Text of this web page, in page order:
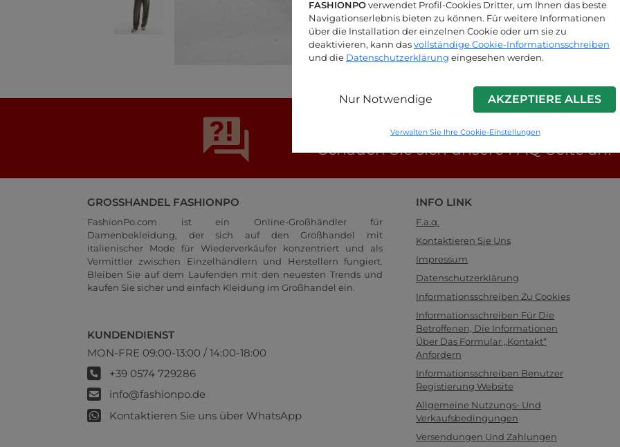
FASHIONPOverwendet Profil-Cookies Dritter, um Ihnen das beste
Navigationserlebnis bieten zu können. Für weitere Informationen
über die Installation der einzelnen Cookie oder um sie zu
deaktivieren, kann dasvollständige Cookie-Informationsschreiben
und die Datenschutzerklärung eingesehen werden.
Nur Notwendige AKZEPTIERE ALLES
Verwalten Sie Ihre Cookie-Einstellungen
Suchen Sie nach Antworten?
Schauen Sie sich unsere FAQ-Seite an!
GROSSHANDEL FASHIONPO
FashionPo.com ist ein Online-Großhändler für
Damenbekleidung, der sich auf den Großhandel mit
italienischer Mode für Wiederverkäufer konzentriert und als
Vermittler zwischen Einzelhändlern und Herstellern fungiert.
Bleiben Sie auf dem Laufenden mit den neuesten Trends und
kaufen Sie sicher und einfach Kleidung im Großhandel ein.
KUNDENDIENST
MON-FRE 09:00-13:00 / 14:00-18:00
+39 0574 729286
info@fashionpo.de
Kontaktieren Sie uns über WhatsApp
INFO LINK
F.a.q.
Kontaktieren Sie Uns
Impressum
Datenschutzerklärung
Informationsschreiben Zu Cookies
Informationsschreiben Für Die
Betroffenen, Die Informationen
Über Das Formular „Kontakt“
Anfordern
Informationsschreiben Benutzer
Registierung Website
Allgemeine Nutzungs- Und
Verkaufsbedingungen
Versendungen Und Zahlungen